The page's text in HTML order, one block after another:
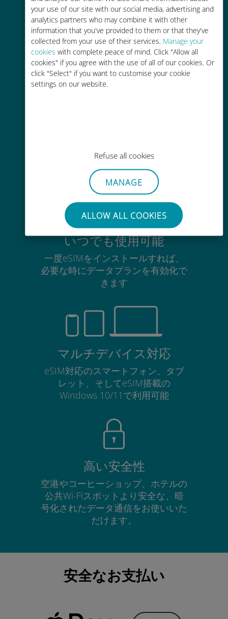
your use of our site with our social media, advertising and
analytics partners who may combine it with other
information that you've provided to them or that they've
collected from your use of their services. Manage your
cookies with complete peace of mind. Click "Allow all
cookies" if you agree with the use of all of our cookies. Or
click "Select" if you want to customise your cookie
settings on our website.
Refuse all cookies
MANAGE
ALLOW ALL COOKIES
かんたん追加購入
Wi-Fiやデータ残量がなくても、
Ubigiアプリでデータの追加購入が
可能
使用中のSIMカードを抜き差しする
必要はありません
いつでも使用可能
一度eSIMをインストールすれば、
必要な時にデータプランを有効化で
きます
マルチデバイス対応
eSIM対応のスマートフォン、タブ
レット、そしてeSIM搭載の
Windows 10/11で利用可能
高い安全性
空港やコーヒーショップ、ホテルの
公共Wi-Fiスポットより安全な、暗
号化されたデータ通信をお使いいた
だけます。
安全なお支払い